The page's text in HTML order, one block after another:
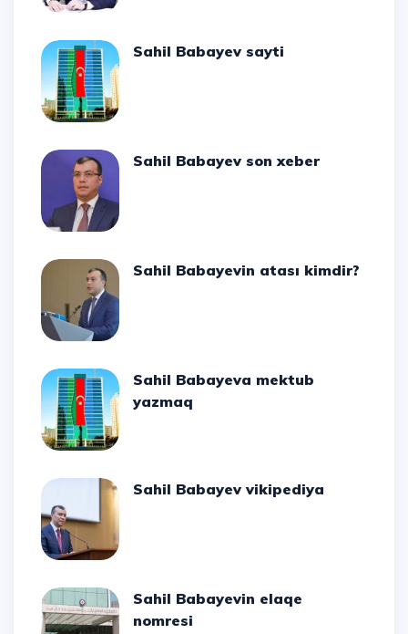
Sahil Babayev sayti
Sahil Babayev son xeber
Sahil Babayevin atası kimdir?
Sahil Babayeva mektub
yazmaq
Sahil Babayev vikipediya
Sahil Babayevin elaqe
nomresi